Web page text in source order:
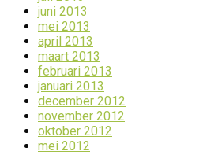
juni 2013
mei 2013
april 2013
maart 2013
februari 2013
januari 2013
december 2012
november 2012
oktober 2012
mei 2012